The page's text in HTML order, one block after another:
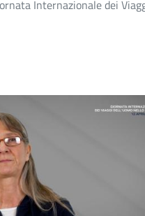
Internazionale dei